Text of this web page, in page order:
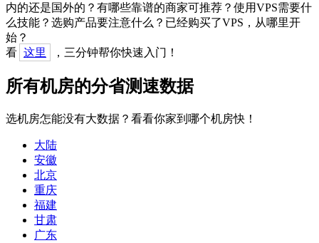
内的还是国外的？有哪些靠谱的商家可推荐？使用VPS需要什
么技能？选购产品要注意什么？已经购买了VPS，从哪里开
始？
看 这里 ，三分钟帮你快速入门！
所有机房的分省测速数据
选机房怎能没有大数据？看看你家到哪个机房快！
大陆
安徽
北京
重庆
福建
甘肃
广东